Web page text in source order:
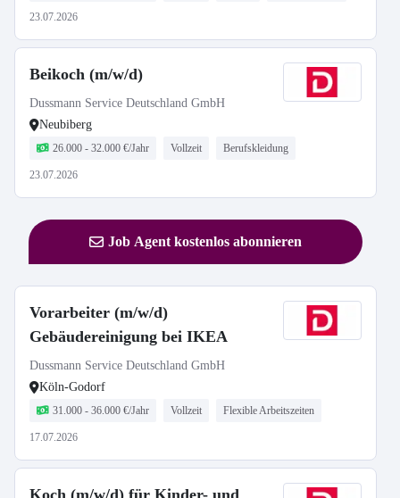
23.07.2026
Beikoch (m/w/d)
Dussmann Service Deutschland GmbH
Neubiberg
26.000 - 32.000 €/Jahr Vollzeit Berufskleidung
23.07.2026
Job Agent kostenlos abonnieren
Vorarbeiter (m/w/d)
Gebäudereinigung bei IKEA
Dussmann Service Deutschland GmbH
Köln-Godorf
31.000 - 36.000 €/Jahr Vollzeit Flexible Arbeitszeiten
17.07.2026
Koch (m/w/d) für Kinder- und